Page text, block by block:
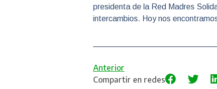
presidenta de la Red Madres
intercambios. Hoy nos
Anterior
Compartir en redes